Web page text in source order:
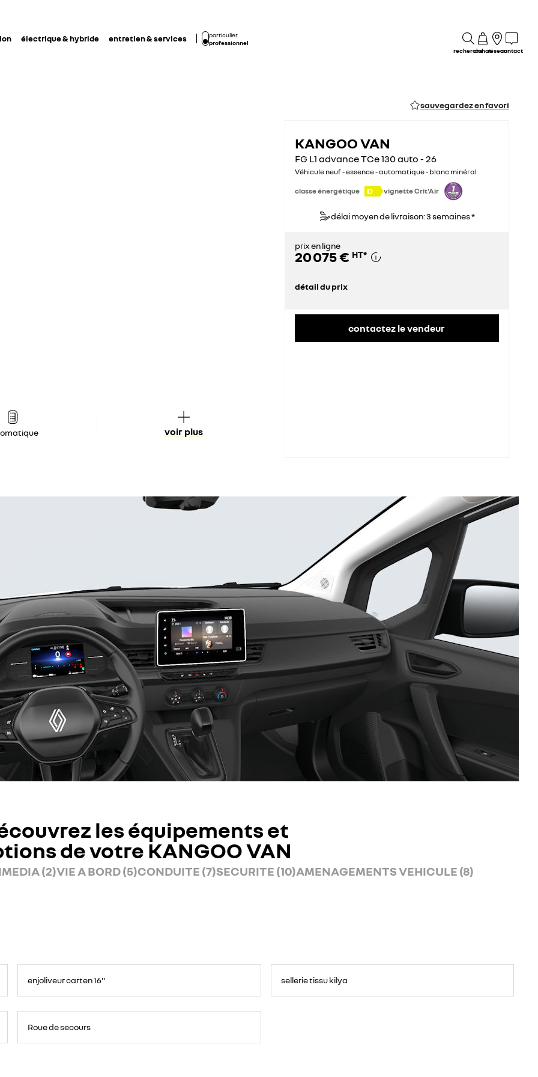
électrique & hybride entretien & services
particulier
professionnel
rechercheachatréseaucontact
sauvegardez en favori
voir plus
KANGOO VAN
FG L1 advance TCe 130 auto - 26
Véhicule neuf - essence - automatique - blanc minéral
classe énergétique D vignette Crit'Air
délai moyen de livraison: 3 semaines *
prix en ligne
20 075 € HT*
détail du prix
contactez le vendeur
les équipements et
de votre KANGOO VAN
(2)VIE A BORD (5)CONDUITE (7)SECURITE (10)AMENAGEMENTS VEHICULE (8)
enjoliveur carten 16" sellerie tissu kilya
Roue de secours